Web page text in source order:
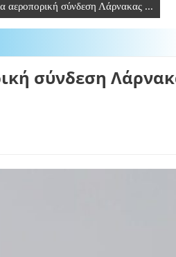
αεροπορική σύνδεση Λάρνακας ...
σύνδεση